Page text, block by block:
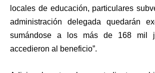
locales de educación, particulares
administración delegada quedarán
sumándose a los más de 168 mil
accedieron al beneficio”.